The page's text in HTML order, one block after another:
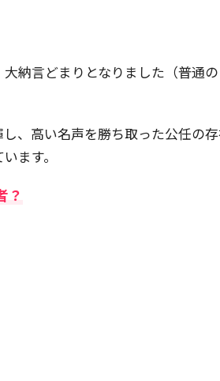
納言どまりとなりました（普通の
、高い名声を勝ち取った公任の
ます。
？